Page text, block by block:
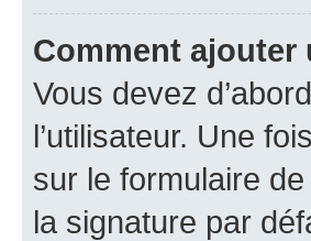
Comment ajouter
Vous devez
l’utilisateur. Une
sur le formulaire
la signature par